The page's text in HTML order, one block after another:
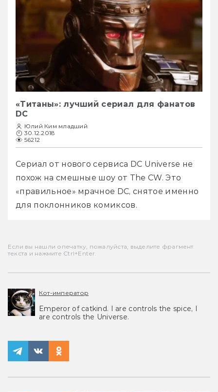
«Титаны»: лучший сериал для фанатов
DC
Юлий Ким младший
30.12.2018
56212
Сериал от нового сервиса DC Universe не
похож на смешные шоу от The CW. Это
«правильное» мрачное DC, снятое именно
для поклонников комиксов.
Если вы нашли опечатку, пожалуйста, выделите фрагмент
текста и нажмите Ctrl+Enter.
Кот-император
Emperor of catkind. I are controls the spice, I
are controls the Universe.